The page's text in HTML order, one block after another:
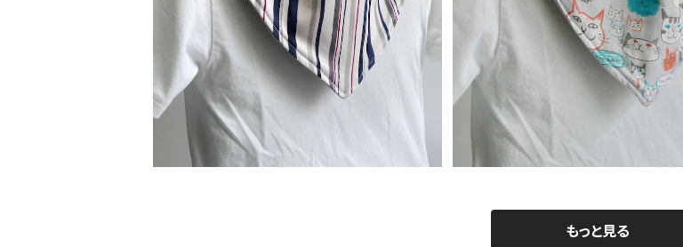
替えスタイ：ストライプ
¥900
替えスタイ：ネコ
¥900
もっと見る